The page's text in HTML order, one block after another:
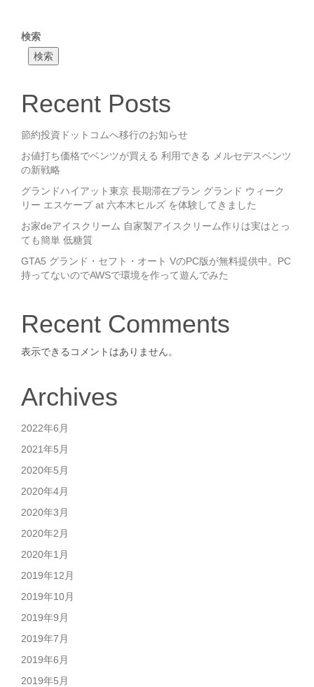
検索
検索
Recent Posts
節約投資ドットコムへ移行のお知らせ
お値打ち価格でベンツが買える 利用できる メルセデスベンツ
の新戦略
グランドハイアット東京 長期滞在プラン グランド ウィーク
リー エスケープ at 六本木ヒルズ を体験してきました
お家deアイスクリーム 自家製アイスクリーム作りは実はとっ
ても簡単 低糖質
GTA5 グランド・セフト・オート VのPC版が無料提供中。PC
持ってないのでAWSで環境を作って遊んでみた
Recent Comments
表示できるコメントはありません。
Archives
2022年6月
2021年5月
2020年5月
2020年4月
2020年3月
2020年2月
2020年1月
2019年12月
2019年10月
2019年9月
2019年7月
2019年6月
2019年5月